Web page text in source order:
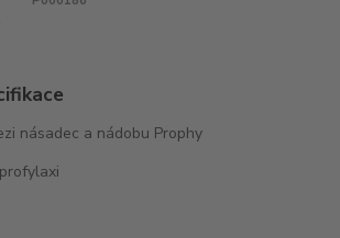
násadec a nádobu Prophy